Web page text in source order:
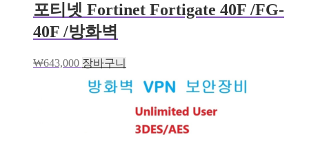
포티넷 Fortinet Fortigate 40F /FG-
40F /방화벽
₩643,000 장바구니